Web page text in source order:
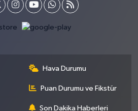
Hava Durumu
Puan Durumu ve Fikstür
Son Dakika Haberleri